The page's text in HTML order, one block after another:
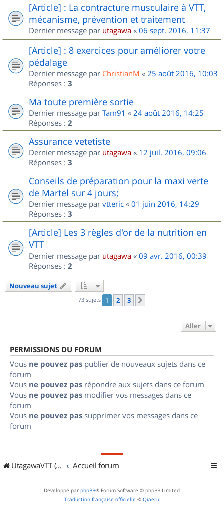
[Article] : La contracture musculaire à VTT,
mécanisme, prévention et traitement
Dernier message par utagawa « 06 sept. 2016, 11:37
[Article] : 8 exercices pour améliorer votre
pédalage
Dernier message par ChristianM « 25 août 2016, 10:03
Réponses : 3
Ma toute première sortie
Dernier message par Tam91 « 24 août 2016, 14:25
Réponses : 2
Assurance vetetiste
Dernier message par utagawa « 12 juil. 2016, 09:06
Réponses : 3
Conseils de préparation pour la maxi verte
de Martel sur 4 jours;
Dernier message par vtteric « 01 juin 2016, 14:29
Réponses : 3
[Article] Les 3 règles d'or de la nutrition en
VTT
Dernier message par utagawa « 09 avr. 2016, 00:39
Réponses : 2
Nouveau sujet
73 sujets 1 2 3
Aller
PERMISSIONS DU FORUM
Vous ne pouvez pas publier de nouveaux sujets dans ce
forum
Vous ne pouvez pas répondre aux sujets dans ce forum
Vous ne pouvez pas modifier vos messages dans ce
forum
Vous ne pouvez pas supprimer vos messages dans ce
forum
UtagawaVTT (Randos VTT et VTTAE avec traces GPS) Accueil forum
Développé par phpBB® Forum Software © phpBB Limited
Traduction française officielle © Qiaeru